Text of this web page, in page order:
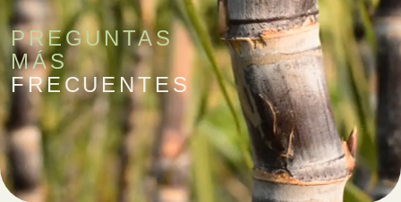
PREGUNTAS
MÁS
FRECUENTES